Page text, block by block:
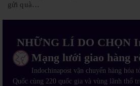
gửi quà…
NHỮNG LÍ DO CHỌN
Mạng lưới giao hàng
Indochinapost vận chuyển hàng hóa
Quốc cùng 220 quốc gia và vùng lãnh thổ